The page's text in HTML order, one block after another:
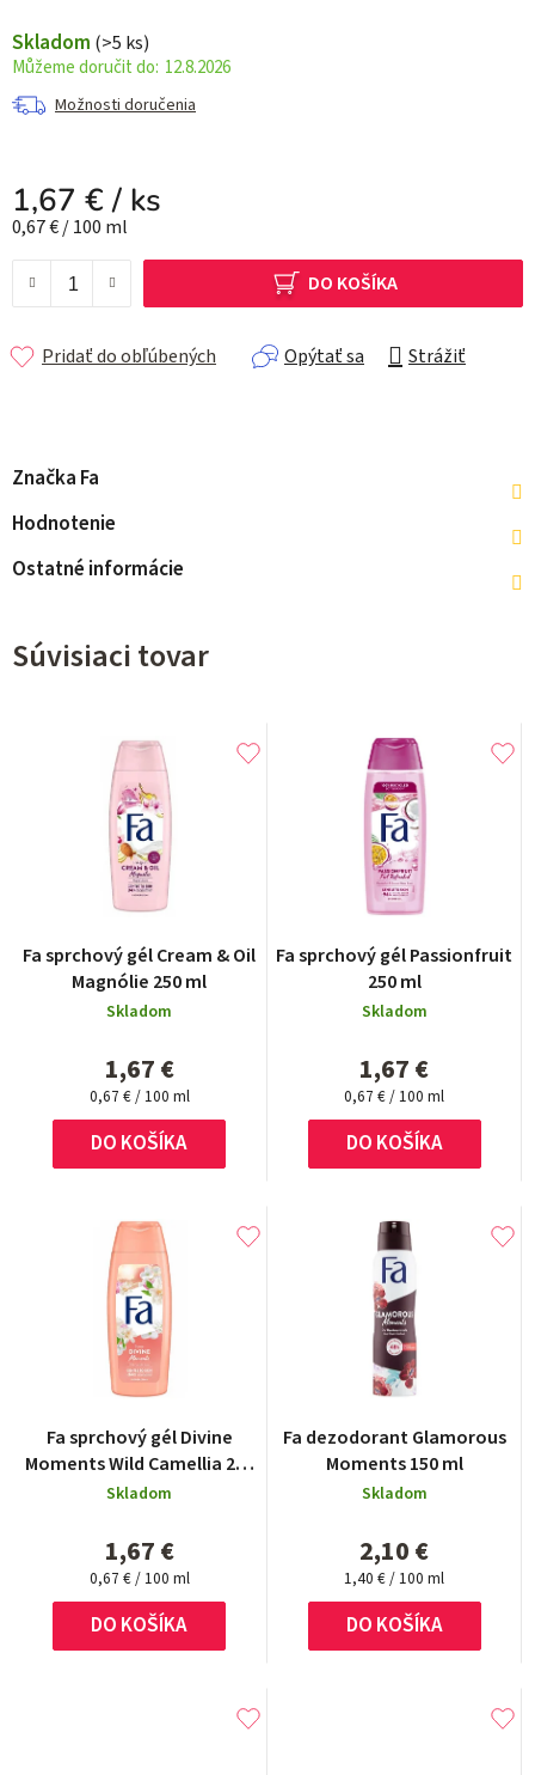
Skladom (>5 ks)
12.8.2026
Možnosti doručenia
1,67 €/ ks
Jednotková cena:
0,67 € / 100 ml
DO KOŠÍKA
Opýtať sa Strážiť
Pridať do obľúbených
Značka Fa
Hodnotenie
Ostatné informácie
Súvisiaci tovar
Fa sprchový gél Cream & Oil
Magnólie 250 ml
Skladom
1,67 €
Jednotková
cena:
0,67 € / 100 ml
DO KOŠÍKA
Fa sprchový gél Passionfruit
250 ml
Skladom
1,67 €
Jednotková
cena:
0,67 € / 100 ml
DO KOŠÍKA
Fa sprchový gél Divine
Moments Wild Camellia 250
ml
Skladom
1,67 €
Jednotková
cena:
0,67 € / 100 ml
DO KOŠÍKA
Fa dezodorant Glamorous
Moments 150 ml
Skladom
2,10 €
Jednotková
cena:
1,40 € / 100 ml
DO KOŠÍKA